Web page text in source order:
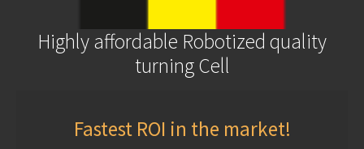
Highly affordable Robotized quality
turning Cell
Fastest ROI in the market!